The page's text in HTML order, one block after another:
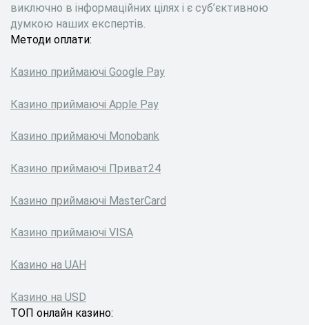
виключно в інформаційних цілях і є суб’єктивною
думкою наших експертів.
Методи оплати:
Казино приймаючі Google Pay
Казино приймаючі Apple Pay
Казино приймаючі Monobank
Казино приймаючі Приват24
Казино приймаючі MasterCard
Казино приймаючі VISA
Казино на UAH
Казино на USD
ТОП онлайн казино: